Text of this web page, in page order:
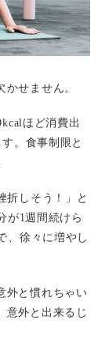
せません。
ほど消費出
。食事制限と
折しそう！」と
が1週間続けら
、徐々に増やし
外と慣れちゃい
意外と出来るじ